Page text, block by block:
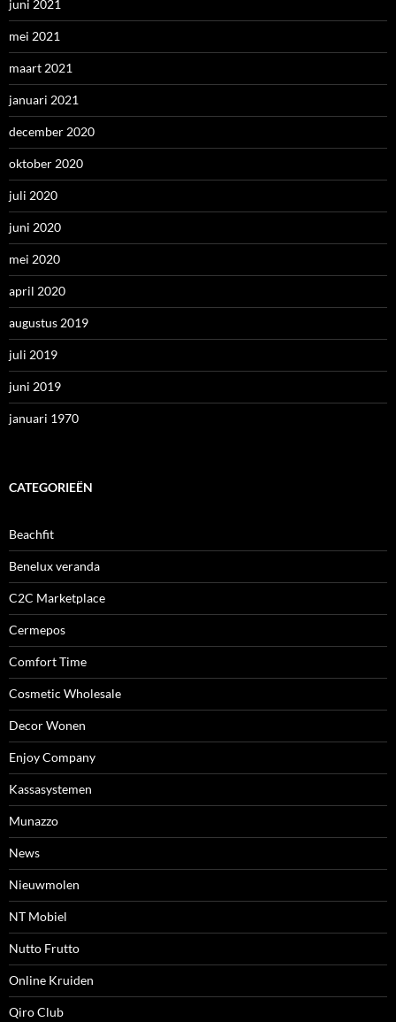
juni 2021
mei 2021
maart 2021
januari 2021
december 2020
oktober 2020
juli 2020
juni 2020
mei 2020
april 2020
augustus 2019
juli 2019
juni 2019
januari 1970
CATEGORIEËN
Beachfit
Benelux veranda
C2C Marketplace
Cermepos
Comfort Time
Cosmetic Wholesale
Decor Wonen
Enjoy Company
Kassasystemen
Munazzo
News
Nieuwmolen
NT Mobiel
Nutto Frutto
Online Kruiden
Qiro Club